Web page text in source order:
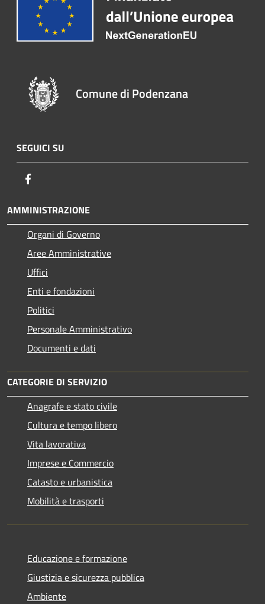
Comune di Podenzana
SEGUICI SU
AMMINISTRAZIONE
Organi di Governo
Aree Amministrative
Uffici
Enti e fondazioni
Politici
Personale Amministrativo
Documenti e dati
CATEGORIE DI SERVIZIO
Anagrafe e stato civile
Cultura e tempo libero
Vita lavorativa
Imprese e Commercio
Catasto e urbanistica
Mobilità e trasporti
Educazione e formazione
Giustizia e sicurezza pubblica
Ambiente